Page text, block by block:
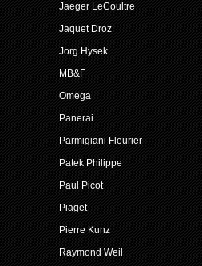
Jaeger LeCoultre
Jaquet Droz
Jorg Hysek
MB&F
Omega
Panerai
Parmigiani Fleurier
Patek Philippe
Paul Picot
Piaget
Pierre Kunz
Raymond Weil